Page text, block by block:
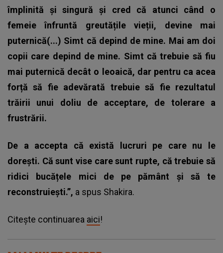
împlinită și singură și cred că atunci când o
femeie înfruntă greutățile vieții, devine mai
puternică(...) Simt că depind de mine. Mai am doi
copii care depind de mine. Simt că trebuie să fiu
mai puternică decât o leoaică, dar pentru ca acea
forță să fie adevărată trebuie să fie rezultatul
trăirii unui doliu de acceptare, de tolerare a
frustrării.
De a accepta că există lucruri pe care nu le
dorești. Că sunt vise care sunt rupte, că trebuie să
ridici bucățele mici de pe pământ și să te
reconstruiești.”, a spus Shakira.
Citește continuarea aici!